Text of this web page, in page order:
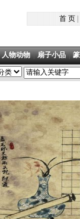
首 页|
人物动物|扇子小品|